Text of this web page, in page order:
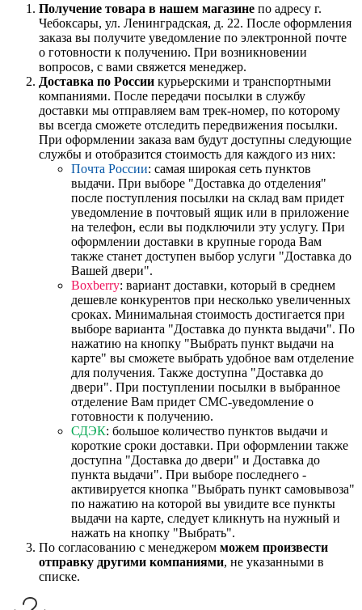
Получение товара в нашем магазине по адресу г.
Чебоксары, ул. Ленинградская, д. 22. После оформления
заказа вы получите уведомление по электронной почте
о готовности к получению. При возникновении
вопросов, с вами свяжется менеджер.
Доставка по России курьерскими и транспортными
компаниями. После передачи посылки в службу
доставки мы отправляем вам трек-номер, по которому
вы всегда сможете отследить передвижения посылки.
При оформлении заказа вам будут доступны следующие
службы и отобразится стоимость для каждого из них:
Почта России: самая широкая сеть пунктов
выдачи. При выборе "Доставка до отделения"
после поступления посылки на склад вам придет
уведомление в почтовый ящик или в приложение
на телефон, если вы подключили эту услугу. При
оформлении доставки в крупные города Вам
также станет доступен выбор услуги "Доставка до
Вашей двери".
Boxberry: вариант доставки, который в среднем
дешевле конкурентов при несколько увеличенных
сроках. Минимальная стоимость достигается при
выборе варианта "Доставка до пункта выдачи". По
нажатию на кнопку "Выбрать пункт выдачи на
карте" вы сможете выбрать удобное вам отделение
для получения. Также доступна "Доставка до
двери". При поступлении посылки в выбранное
отделение Вам придет СМС-уведомление о
готовности к получению.
СДЭК: большое количество пунктов выдачи и
короткие сроки доставки. При оформлении также
доступна "Доставка до двери" и Доставка до
пункта выдачи". При выборе последнего -
активируется кнопка "Выбрать пункт самовывоза"
по нажатию на которой вы увидите все пункты
выдачи на карте, следует кликнуть на нужный и
нажать на кнопку "Выбрать".
По согласованию с менеджером можем произвести
отправку другими компаниями, не указанными в
списке.